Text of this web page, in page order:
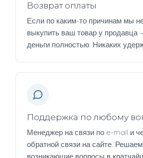
Возврат оплаты
Если по каким-то причинам мы
выкупить ваш товар у продавца
деньги полностью. Никаких
Поддержка по любому
Менеджер на связи по e-mail и
обратной связи на сайте.